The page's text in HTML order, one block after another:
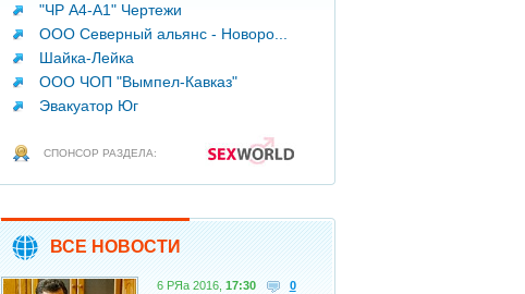
"ЧР А4-А1" Чертежи
ООО Северный альянс - Новоро...
Шайка-Лейка
ООО ЧОП "Вымпел-Кавказ"
Эвакуатор Юг
СПОНСОР РАЗДЕЛА:
ВСЕ НОВОСТИ
6 РЯа 2016, 17:30 0